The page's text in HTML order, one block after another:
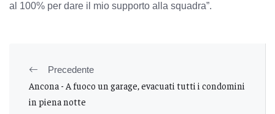
al 100% per dare il mio supporto alla squadra”.
Precedente
Ancona - A fuoco un garage, evacuati tutti i condomini
in piena notte